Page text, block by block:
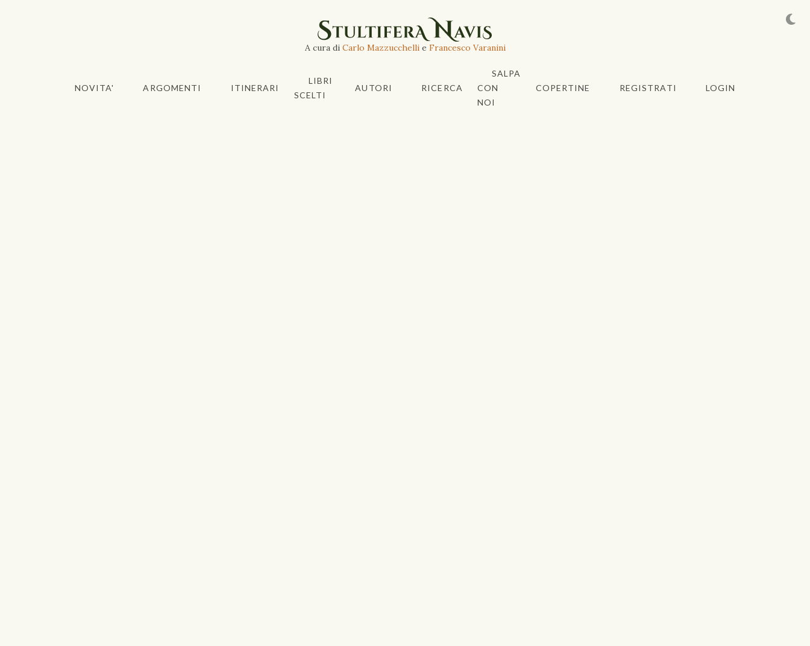
A cura di Carlo Mazzucchellie Francesco Varanini
NOVITA' ARGOMENTI ITINERARI
LIBRI
SCELTI
AUTORI RICERCA
SALPA
CON
NOI
COPERTINE REGISTRATI LOGIN